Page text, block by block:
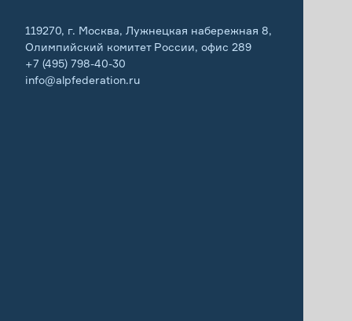
119270, г. Москва, Лужнецкая набережная 8,
Олимпийский комитет России, офис 289
+7 (495) 798-40-30
info@alpfederation.ru